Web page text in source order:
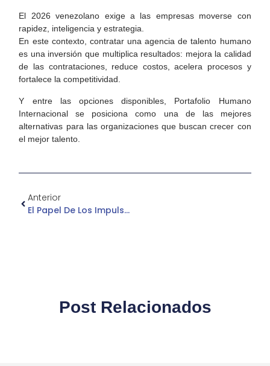
El 2026 venezolano exige a las empresas moverse con
rapidez, inteligencia y estrategia.
En este contexto, contratar una agencia de talento humano
es una inversión que multiplica resultados: mejora la calidad
de las contrataciones, reduce costos, acelera procesos y
fortalece la competitividad.
Y entre las opciones disponibles, Portafolio Humano
Internacional se posiciona como una de las mejores
alternativas para las organizaciones que buscan crecer con
el mejor talento.
Anterior
El Papel De Los Impulsadores De Ventas
Post Relacionados